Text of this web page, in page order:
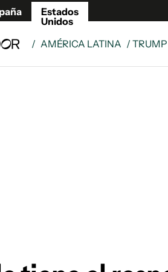
Estados
Unidos
/ AMÉRICA LATINA / TRUMP